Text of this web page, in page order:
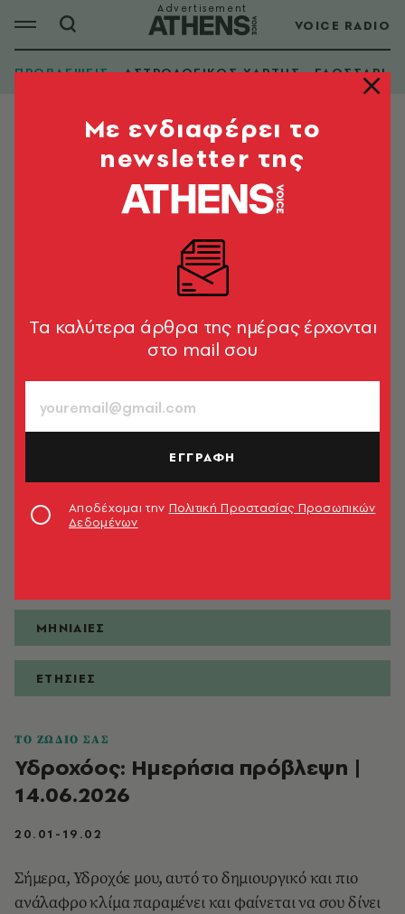
VOICE RADIO
ΠΡΟΒΛΕΨΕΙΣ ΑΣΤΡΟΛΟΓΙΚΟΣ ΧΑΡΤΗΣ ΓΛΩΣΣΑΡΙ
ΠΡΟΒΛΕΨΕΙΣ
ΗΜΕΡΗΣΙΕΣ
ΜΗΝΙΑΙΕΣ
ΕΤΗΣΙΕΣ
ΤΟ ΖΩΔΙΟ ΣΑΣ
Υδροχόος: Ημερήσια πρόβλεψη |
14.06.2026
20.01-19.02
Σήμερα, Υδροχόε μου, αυτό το δημιουργικό και πιο
ανάλαφρο κλίμα παραμένει και φαίνεται να σου δίνει
Mε ενδιαφέρει το
newsletter της
Tα καλύτερα άρθρα της ημέρας έρχονται
στο mail σου
ΕΓΓΡΑΦΗ
Αποδέχομαι την Πολιτική Προστασίας Προσωπικών
Δεδομένων